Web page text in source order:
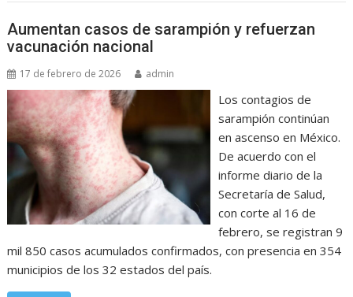
Aumentan casos de sarampión y refuerzan
vacunación nacional
17 de febrero de 2026 admin
Los contagios de
sarampión continúan
en ascenso en México.
De acuerdo con el
informe diario de la
Secretaría de Salud,
con corte al 16 de
febrero, se registran 9
mil 850 casos acumulados confirmados, con presencia en 354
municipios de los 32 estados del país.